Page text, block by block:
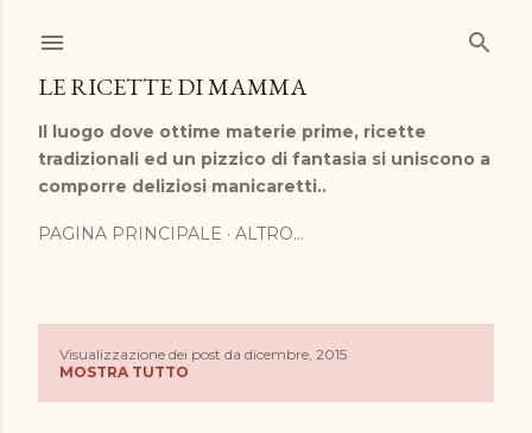
LE RICETTE DI MAMMA
Il luogo dove ottime materie prime, ricette
tradizionali ed un pizzico di fantasia si uniscono a
comporre deliziosi manicaretti..
PAGINA PRINCIPALE ALTRO…
Visualizzazione dei post da dicembre, 2015
MOSTRA TUTTO